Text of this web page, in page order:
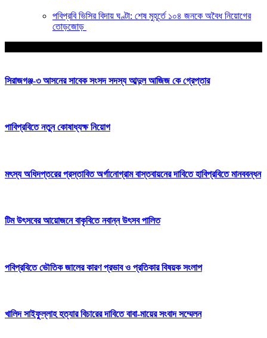
পবিপ্রবি ভিসির বিদায় ঘণ্টা: শেষ মুহূর্তে ১০৪ জনকে অবৈধ নিয়োগের
তোড়জোড়
সিরাজগঞ্জ-৩ আসনের সাবেক সংসদ সদস্য আব্দুল আজিজ কে গ্রেপ্তার
পাবিপ্রবিতে নতুন কোষাধ্যক্ষ নিয়োগ
মৎস্য অধিদপ্তরের প্রস্তাবিত অর্গানোগ্রাম বাস্তবায়নের দাবিতে হাবিপ্রবিতে মানববন্ধন
টিম উৎসবের আয়োজনে বাকৃবিতে নবান্ন উৎসব পালিত
পবিপ্রবিতে ভৌতিক জালের কারণ প্রভাব ও প্রতিকার বিষয়ক সংলাপ
খালিদ সাইফুল্লাহ হত্যার বিচারের দাবিতে বাবা-মায়ের সংবাদ সম্মেলন